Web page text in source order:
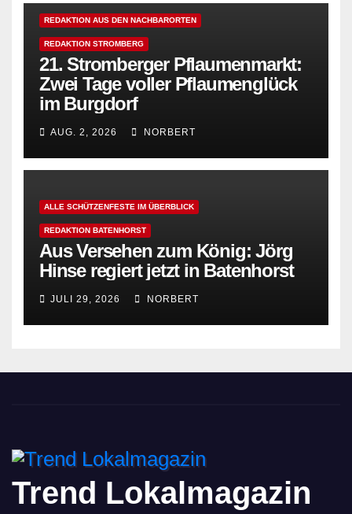
REDAKTION AUS DEN NACHBARORTEN
REDAKTION STROMBERG
21. Stromberger Pflaumenmarkt:
Zwei Tage voller Pflaumenglück
im Burgdorf
AUG. 2, 2026 NORBERT
ALLE SCHÜTZENFESTE IM ÜBERBLICK
REDAKTION BATENHORST
Aus Versehen zum König: Jörg
Hinse regiert jetzt in Batenhorst
JULI 29, 2026 NORBERT
Trend Lokalmagazin